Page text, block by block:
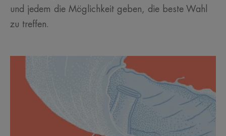
und jedem die Möglichkeit geben, die beste Wahl
zu treffen.